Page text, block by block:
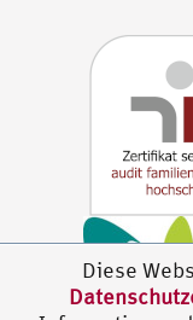
Diese